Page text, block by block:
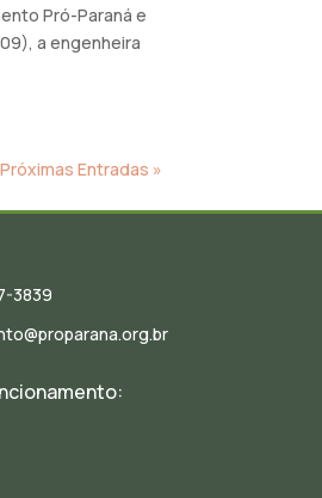
Pró-Paraná e
a engenheira
Próximas Entradas »
3839